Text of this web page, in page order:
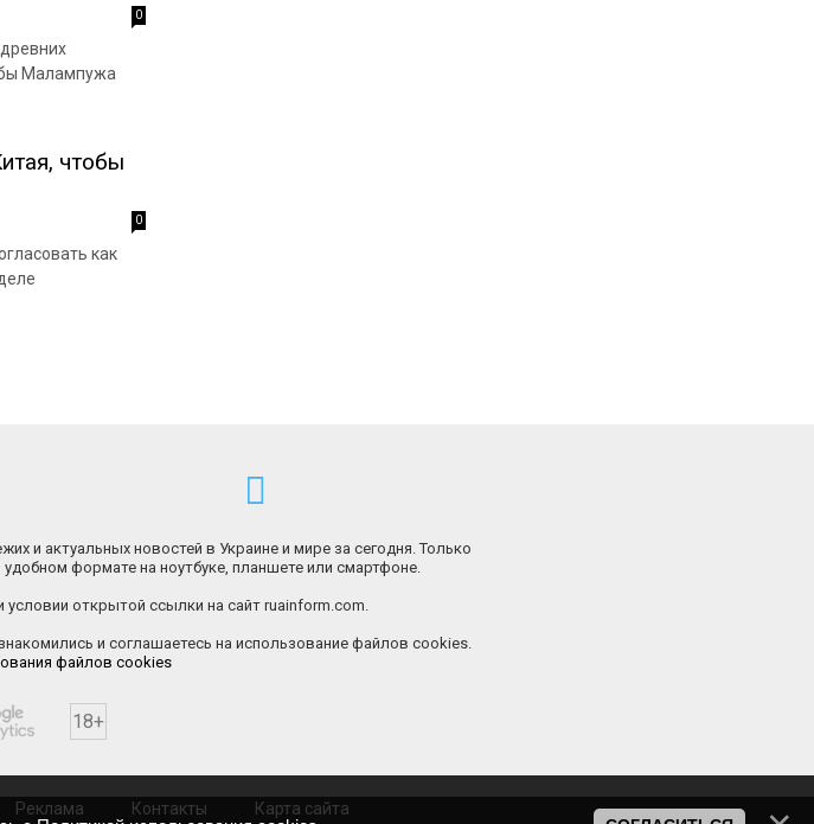
0
Малампужа
чтобы
0
как
и актуальных новостей в Украине и мире за сегодня. Только
формате на ноутбуке, планшете или смартфоне.
открытой ссылки на сайт ruainform.com.
и соглашаетесь на использование файлов cookies.
файлов cookies
18+
Реклама Контакты Карта сайта